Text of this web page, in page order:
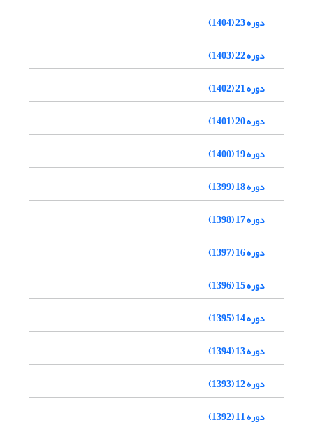
دوره 23 (1404)
دوره 22 (1403)
دوره 21 (1402)
دوره 20 (1401)
دوره 19 (1400)
دوره 18 (1399)
دوره 17 (1398)
دوره 16 (1397)
دوره 15 (1396)
دوره 14 (1395)
دوره 13 (1394)
دوره 12 (1393)
دوره 11 (1392)